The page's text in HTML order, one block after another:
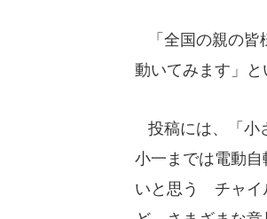
「全国の親の皆
動いてみます」と
投稿には、「小
小一までは電動
いと思う チャイ